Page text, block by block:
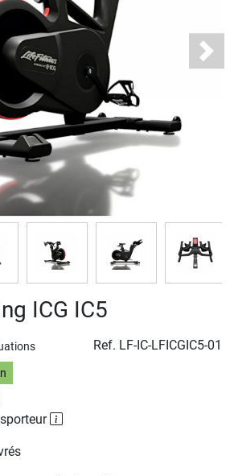
Next
ICG IC5
Ref. LF-IC-LFICGIC5-01